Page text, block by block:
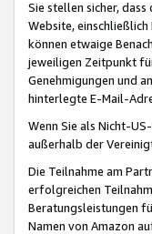
Sie stellen sicher,
Website,
können etwaige
jeweiligen Zeitpunkt
Genehmigungen und
hinterlegte E-Mail-
Wenn Sie als Nicht-
außerhalb der
Die Teilnahme am
erfolgreichen
Beratungsleistungen
Namen von Amazon